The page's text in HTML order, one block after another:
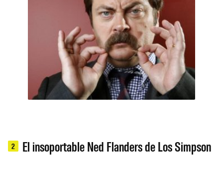
2 El insoportable Ned Flanders de Los Simpson